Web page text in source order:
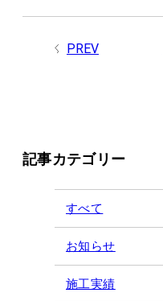
記事カテゴリー
すべて
お知らせ
施工実績
PREV